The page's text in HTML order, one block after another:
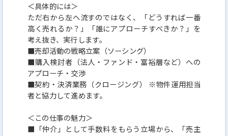
＜具体的には＞
ただ右から左へ流すのではなく、「どうすれば一番
高く売れるか？」「誰にアプローチすべきか？」を
考え抜き、実行します。
■売却活動の戦略立案（ソーシング）
■購入検討者（法人・ファンド・富裕層など）への
アプローチ・交渉
■契約・決済業務（クロージング） ※物件運用担当
者と協力して進めます。
＜この仕事の魅力＞
■「仲介」として手数料をもらう立場から、「売主